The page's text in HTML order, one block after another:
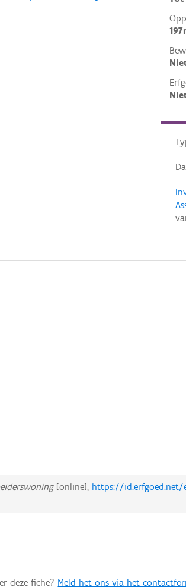
[online], https://id.erfgoed.net/
deze fiche? Meld het ons via het